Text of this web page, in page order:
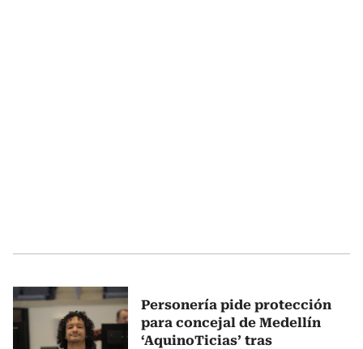
Personería pide protección
para concejal de Medellín
‘AquinoTicias’ tras